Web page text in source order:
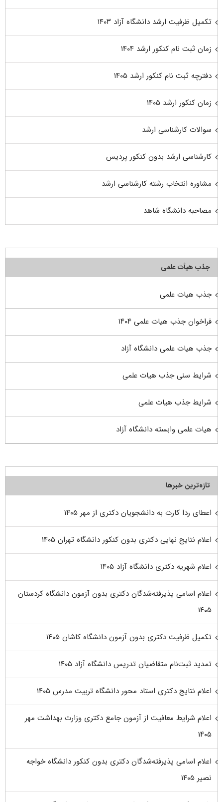
تکمیل ظرفیت ارشد دانشگاه آزاد ۱۴۰۳
زمان ثبت نام کنکور ارشد ۱۴۰۴
دفترچه ثبت نام کنکور ارشد ۱۴۰۵
زمان کنکور ارشد ۱۴۰۵
سوالات کارشناسی ارشد
کارشناسی ارشد بدون کنکور پردیس
مشاوره انتخاب رشته کارشناسی ارشد
مصاحبه دانشگاه شاهد
جذب هیأت علمی
جذب هیات علمی
فراخوان جذب هیات علمی ۱۴۰۴
جذب هیات علمی دانشگاه آزاد
شرایط سنی جذب هیات علمی
شرایط جذب هیات علمی
هیات علمی وابسته دانشگاه آزاد
تازه‌ترین خبرها
اعطای ردا کارت به دانشجویان دکتری از مهر ۱۴۰۵
اعلام نتایج نهایی دکتری بدون کنکور دانشگاه تهران ۱۴۰۵
اعلام شهریه دکتری دانشگاه آزاد ۱۴۰۵
اعلام اسامی پذیرفته‌شدگان دکتری بدون آزمون دانشگاه کردستان
۱۴۰۵
تکمیل ظرفیت دکتری بدون آزمون دانشگاه کاشان ۱۴۰۵
تمدید ثبت‌نام متقاضیان تدریس دانشگاه آزاد ۱۴۰۵
اعلام نتایج دکتری استاد محور دانشگاه تربیت مدرس ۱۴۰۵
اعلام شرایط معافیت از آزمون جامع دکتری وزارت بهداشت مهر
۱۴۰۵
اعلام اسامی پذیرفته‌شدگان دکتری بدون کنکور دانشگاه خواجه
نصیر ۱۴۰۵